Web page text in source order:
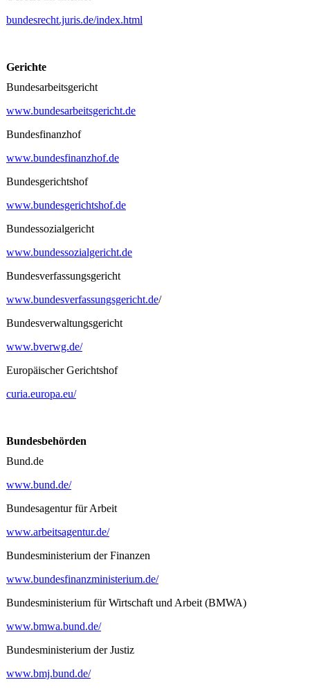
bundesrecht.juris.de/index.html
Gerichte
Bundesarbeitsgericht
www.bundesarbeitsgericht.de
Bundesfinanzhof
www.bundesfinanzhof.de
Bundesgerichtshof
www.bundesgerichtshof.de
Bundessozialgericht
www.bundessozialgericht.de
Bundesverfassungsgericht
www.bundesverfassungsgericht.de/
Bundesverwaltungsgericht
www.bverwg.de/
Europäischer Gerichtshof
curia.europa.eu/
Bundesbehörden
Bund.de
www.bund.de/
Bundesagentur für Arbeit
www.arbeitsagentur.de/
Bundesministerium der Finanzen
www.bundesfinanzministerium.de/
Bundesministerium für Wirtschaft und Arbeit (BMWA)
www.bmwa.bund.de/
Bundesministerium der Justiz
www.bmj.bund.de/